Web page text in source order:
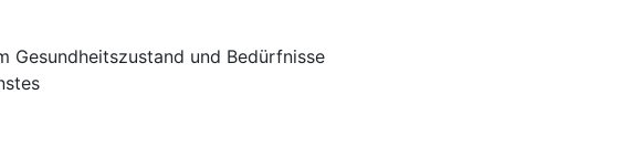
Gesundheitszustand und Bedürfnisse